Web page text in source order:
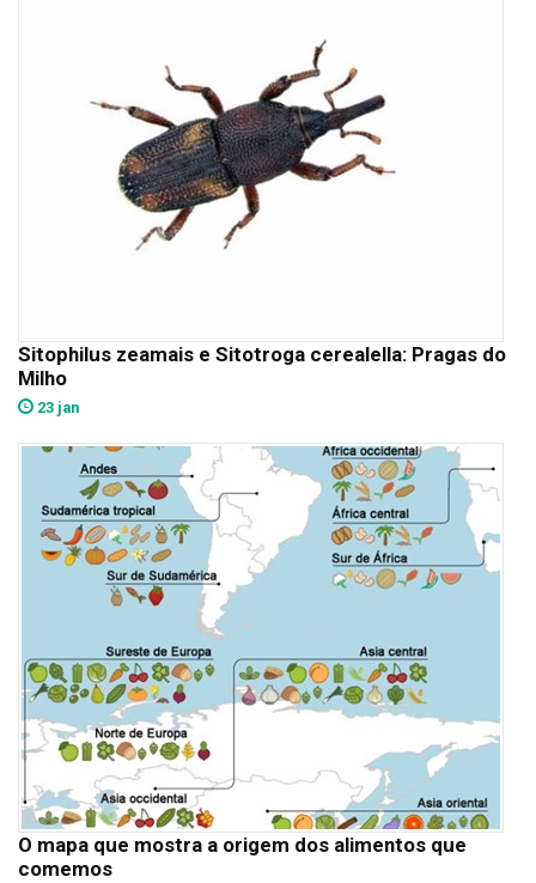
Sitophilus zeamais e Sitotroga cerealella: Pragas do
Milho
23 jan
O mapa que mostra a origem dos alimentos que
comemos